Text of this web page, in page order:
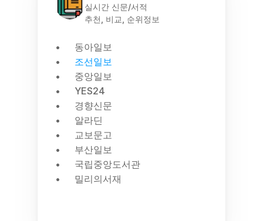
실시간 신문/서적
추천, 비교, 순위정보
동아일보
조선일보
중앙일보
YES24
경향신문
알라딘
교보문고
부산일보
국립중앙도서관
밀리의서재